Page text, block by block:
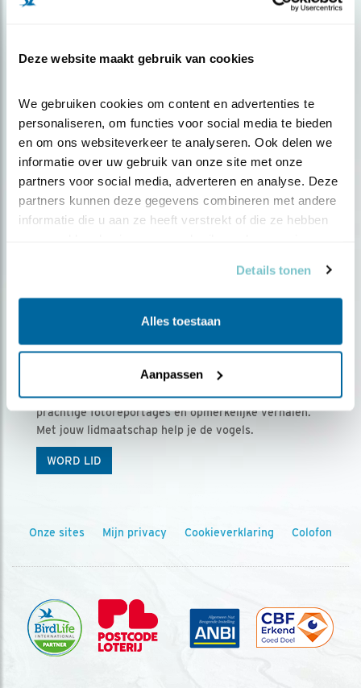
Deze website maakt gebruik van cookies
We gebruiken cookies om content en advertenties te
personaliseren, om functies voor social media te bieden
en om ons websiteverkeer te analyseren. Ook delen we
informatie over uw gebruik van onze site met onze
partners voor social media, adverteren en analyse. Deze
partners kunnen deze gegevens combineren met andere
informatie die u aan ze heeft verstrekt of die ze hebben
Details tonen
Alles toestaan
Aanpassen
over vogels en activiteiten van Vogelbescherming.
Ontvang 5 x Vogels voor € 36,00 per jaar
Vogels is het tijdschrift voor onze leden, met
prachtige fotoreportages en opmerkelijke verhalen.
Met jouw lidmaatschap help je de vogels.
WORD LID
Onze sites Mijn privacy Cookieverklaring Colofon